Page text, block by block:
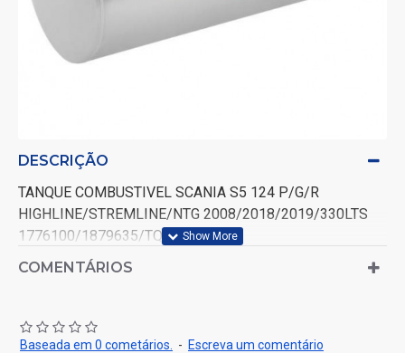
DESCRIÇÃO
TANQUE COMBUSTIVEL SCANIA S5 124 P/G/R
HIGHLINE/STREMLINE/NTG 2008/2018/2019/330LTS
1776100/1879635/TQ140C
COMENTÁRIOS
Baseada em 0 cometários. - Escreva um comentário